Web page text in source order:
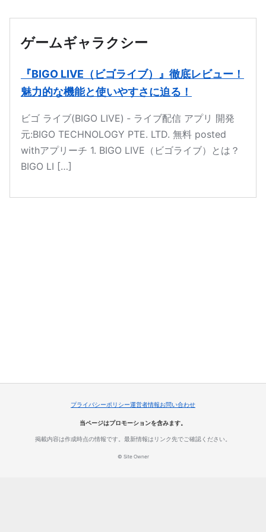
ゲームギャラクシー
『BIGO LIVE（ビゴライブ）』徹底レビュー！
魅力的な機能と使いやすさに迫る！
ビゴ ライブ(BIGO LIVE) ‐ ライブ配信 アプリ 開発
元:BIGO TECHNOLOGY PTE. LTD. 無料 posted
withアプリーチ 1. BIGO LIVE（ビゴライブ）とは？
BIGO LI […]
プライバシーポリシー運営者情報お問い合わせ
当ページはプロモーションを含みます。
掲載内容は作成時点の情報です。最新情報はリンク先でご確認ください。
© Site Owner